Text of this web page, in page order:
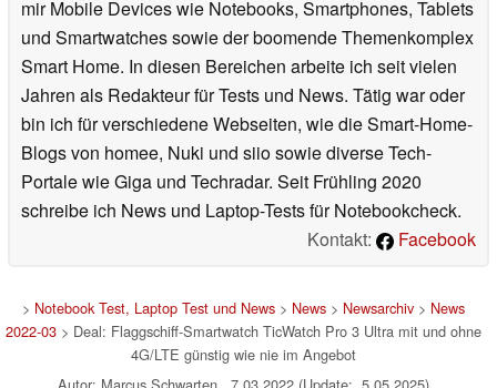
mir Mobile Devices wie Notebooks, Smartphones, Tablets
und Smartwatches sowie der boomende Themenkomplex
Smart Home. In diesen Bereichen arbeite ich seit vielen
Jahren als Redakteur für Tests und News. Tätig war oder
bin ich für verschiedene Webseiten, wie die Smart-Home-
Blogs von homee, Nuki und siio sowie diverse Tech-
Portale wie Giga und Techradar. Seit Frühling 2020
schreibe ich News und Laptop-Tests für Notebookcheck.
Kontakt:
Facebook
> Notebook Test, Laptop Test und News> News> Newsarchiv> News
2022-03> Deal: Flaggschiff-Smartwatch TicWatch Pro 3 Ultra mit und ohne
4G/LTE günstig wie nie im Angebot